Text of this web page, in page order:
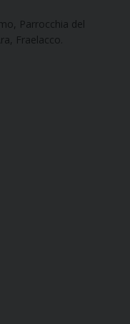
Parrocchia del
Fraelacco.